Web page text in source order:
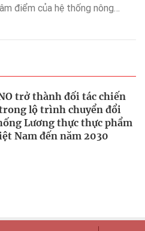
điểm của hệ thống nông
trở thành đối tác chiến
lộ trình chuyển đổi
Lương thực thực phẩm
Nam đến năm 2030